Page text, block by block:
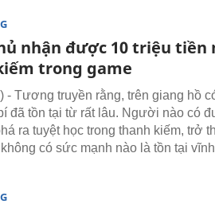
nhận được 10 triệu
trong game
- Tương truyền rằng, trên giang hồ
đã tồn tại từ rất lâu. Người nào có
ra tuyệt học trong thanh kiếm, trở
có sức mạnh nào là tồn tại